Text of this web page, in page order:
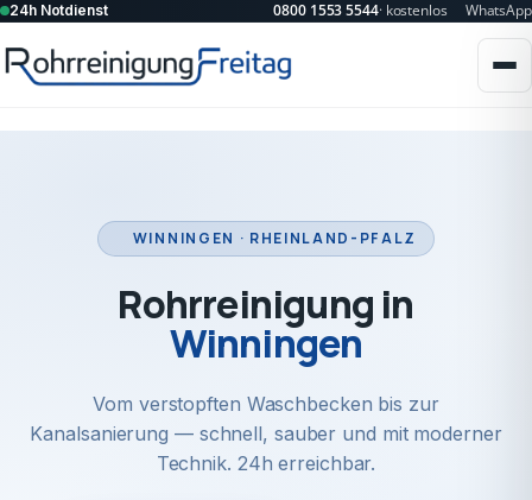
24h Notdienst 0800 1553 5544· kostenlos WhatsApp
WINNINGEN · RHEINLAND-PFALZ
Rohrreinigung in
Winningen
Vom verstopften Waschbecken bis zur
Kanalsanierung — schnell, sauber und mit moderner
Technik. 24h erreichbar.